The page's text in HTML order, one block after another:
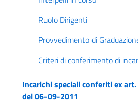
Ruolo Dirigenti
Provvedimento di
Criteri di conferimento di
Incarichi speciali conferiti ex
del 06-09-2011